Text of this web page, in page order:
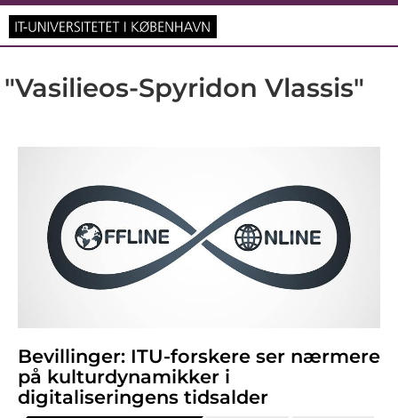
"Vasilieos-Spyridon Vlassis"
Bevillinger: ITU-forskere ser nærmere
på kulturdynamikker i
digitaliseringens tidsalder